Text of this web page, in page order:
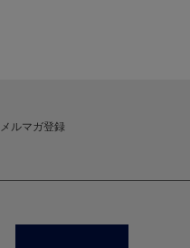
メルマガ登録